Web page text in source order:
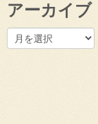
アーカイブ